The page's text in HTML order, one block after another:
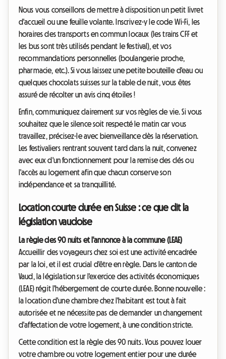
Nous vous conseillons de mettre à disposition un petit livret
d'accueil ou une feuille volante. Inscrivez-y le code Wi-Fi, les
horaires des transports en commun locaux (les trains CFF et
les bus sont très utilisés pendant le festival), et vos
recommandations personnelles (boulangerie proche,
pharmacie, etc.). Si vous laissez une petite bouteille d'eau ou
quelques chocolats suisses sur la table de nuit, vous êtes
assuré de récolter un avis cinq étoiles !
Enfin, communiquez clairement sur vos règles de vie. Si vous
souhaitez que le silence soit respecté le matin car vous
travaillez, précisez-le avec bienveillance dès la réservation.
Les festivaliers rentrant souvent tard dans la nuit, convenez
avec eux d'un fonctionnement pour la remise des clés ou
l'accès au logement afin que chacun conserve son
indépendance et sa tranquillité.
Location courte durée en Suisse : ce que dit la
législation vaudoise
La règle des 90 nuits et l'annonce à la commune (LEAE)
Accueillir des voyageurs chez soi est une activité encadrée
par la loi, et il est crucial d'être en règle. Dans le canton de
Vaud, la législation sur l'exercice des activités économiques
(LEAE) régit l'hébergement de courte durée. Bonne nouvelle :
la location d'une chambre chez l'habitant est tout à fait
autorisée et ne nécessite pas de demander un changement
d'affectation de votre logement, à une condition stricte.
Cette condition est la règle des 90 nuits. Vous pouvez louer
votre chambre ou votre logement entier pour une durée